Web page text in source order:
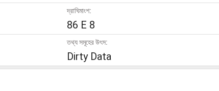
দ্রাঘিমাংশ:
86 E 8
তথ্য সমূহের উৎস:
Dirty Data